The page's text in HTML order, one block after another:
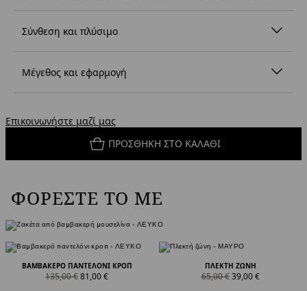
Σύνθεση και πλύσιμο
Μέγεθος και εφαρμογή
Επικοινωνήστε μαζί μας
ΠΡΟΣΘΉΚΗ ΣΤΟ ΚΑΛΆΘΙ
ΦΟΡΈΣΤΕ ΤΟ ΜΕ
ΒΑΜΒΑΚΕΡΌ ΠΑΝΤΕΛΌΝΙ ΚΡΟΠ
product.price.original
135,00 €product.price.sale
81,00 €
ΠΛΕΚΤΉ ΖΏΝΗ
product.price.original
65,00 € product.price.sale
39,00 €